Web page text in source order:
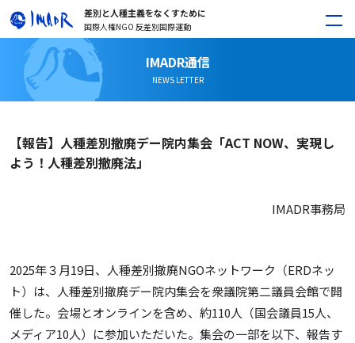
差別と人種主義をなくすために
国際人権NGO 反差別国際運動
IMADR通信
NEWS LETTER
【報告】人種差別撤廃デー院内集会「ACT NOW、実現し
よう！人種差別撤廃法」
IMADR事務局
2025年３月19日、人種差別撤廃NGOネットワーク（ERDネッ
ト）は、人種差別撤廃デー院内集会を衆議院第二議員会館で開
催した。会場とオンラインを含め、約110人（国会議員15人、
メディア10人）に参加いただいた。集会の一部を以下、報告す